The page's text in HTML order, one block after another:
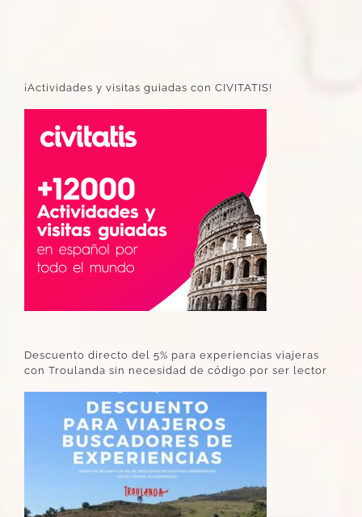
¡Actividades y visitas guiadas con CIVITATIS!
Descuento directo del 5% para experiencias viajeras
con Troulanda sin necesidad de código por ser lector